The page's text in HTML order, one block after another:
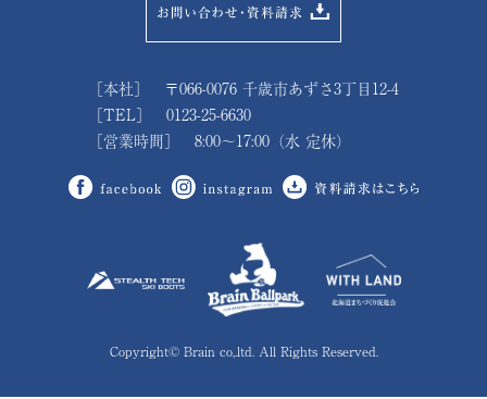
［本社］ 〒066-0076 千歳市あずさ3丁目12-4
［TEL］ 0123-25-6630
［営業時間］ 8:00～17:00（水 定休）
Copyright© Brain co,.ltd. All Rights Reserved.